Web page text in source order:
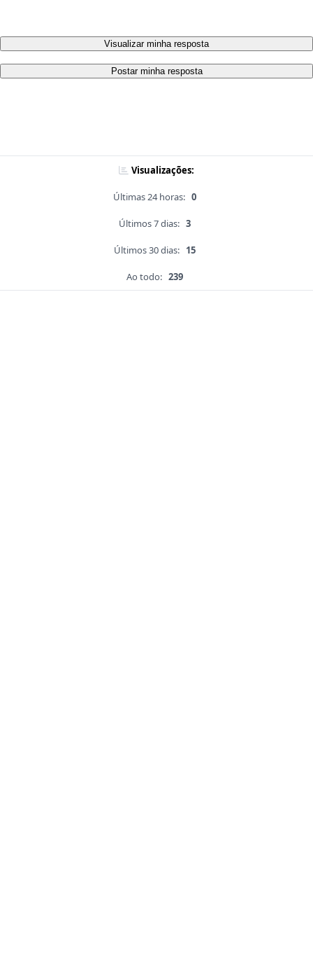
Visualizar minha resposta
Postar minha resposta
Visualizações:
Últimas 24 horas: 0
Últimos 7 dias: 3
Últimos 30 dias: 15
Ao todo: 239